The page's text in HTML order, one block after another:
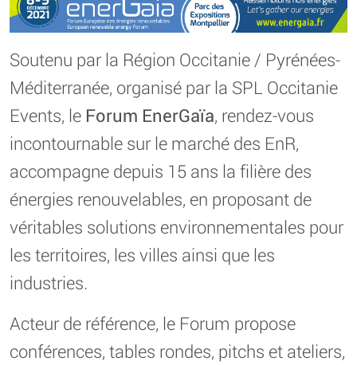
Soutenu par la Région Occitanie / Pyrénées-
Méditerranée, organisé par la SPL Occitanie
Events, le Forum EnerGaïa, rendez-vous
incontournable sur le marché des EnR,
accompagne depuis 15 ans la filière des
énergies renouvelables, en proposant de
véritables solutions environnementales pour
les territoires, les villes ainsi que les
industries.
Acteur de référence, le Forum propose
conférences, tables rondes, pitchs et ateliers,